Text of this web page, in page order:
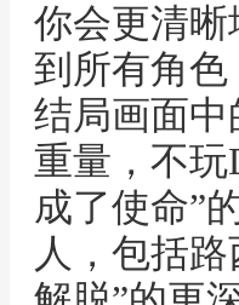
你会更清晰
到所有角
结局画面
重量，不
成了使命”
人，包括